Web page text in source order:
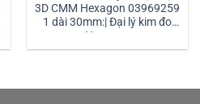
3D CMM Hexagon 03969259
1 dài 30mm:| Đại lý kim đo
Hexagon